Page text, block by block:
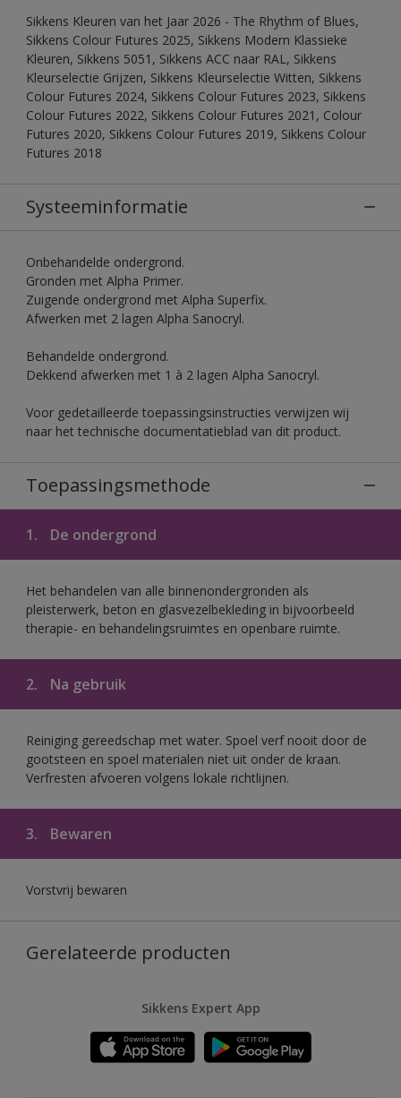
Sikkens Kleuren van het Jaar 2026 - The Rhythm of Blues,
Sikkens Colour Futures 2025, Sikkens Modern Klassieke
Kleuren, Sikkens 5051, Sikkens ACC naar RAL, Sikkens
Kleurselectie Grijzen, Sikkens Kleurselectie Witten, Sikkens
Colour Futures 2024, Sikkens Colour Futures 2023, Sikkens
Colour Futures 2022, Sikkens Colour Futures 2021, Colour
Futures 2020, Sikkens Colour Futures 2019, Sikkens Colour
Futures 2018
Systeeminformatie
Onbehandelde ondergrond.
Gronden met Alpha Primer.
Zuigende ondergrond met Alpha Superfix.
Afwerken met 2 lagen Alpha Sanocryl.
Behandelde ondergrond.
Dekkend afwerken met 1 à 2 lagen Alpha Sanocryl.
Voor gedetailleerde toepassingsinstructies verwijzen wij
naar het technische documentatieblad van dit product.
Toepassingsmethode
1. De ondergrond
Het behandelen van alle binnenondergronden als
pleisterwerk, beton en glasvezelbekleding in bijvoorbeeld
therapie- en behandelingsruimtes en openbare ruimte.
2. Na gebruik
Reiniging gereedschap met water. Spoel verf nooit door de
gootsteen en spoel materialen niet uit onder de kraan.
Verfresten afvoeren volgens lokale richtlijnen.
3. Bewaren
Vorstvrij bewaren
Gerelateerde producten
Sikkens Expert App